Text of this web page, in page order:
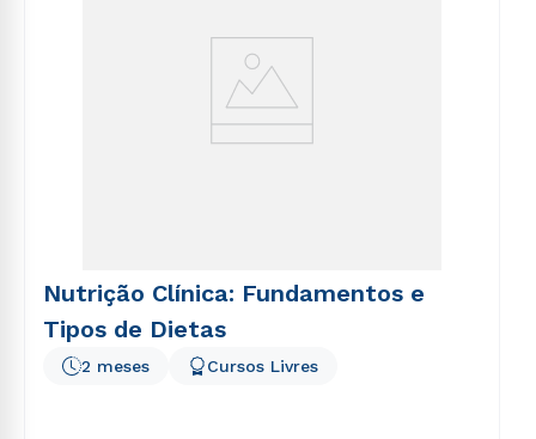
Nutrição Clínica: Fundamentos e
Tipos de Dietas
2 meses Cursos Livres